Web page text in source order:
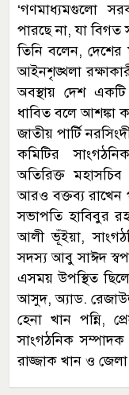
‘গণমাধ্যমগুলো
পারছে না, যা
তিনি বলেন, দেশের
আইনশৃঙ্খলা
অবস্থায় দেশ একটি
ধাবিত বলে আশঙ্কা
জাতীয় পার্টি
কমিটির
অতিরিক্ত
আরও বক্তব্য রাখেন
সভাপতি হাবিবুর
আলী ভূঁইয়া,
সদস্য আবু সাঈদ
এসময় উপস্থিত
আসুদ, অ্যাড.
হেনা খান পন্নি,
সাংগঠনিক
রাজ্জাক খান ও জেলা